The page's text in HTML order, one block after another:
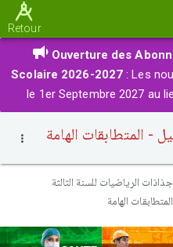
Retour
Ouverture des
Scolaire 2026-2027 : Les
le 1er Septembre 2027 au
- المتطابقات الهامة
جذاذات الرياضيات للسنة الثالثة
الهامة